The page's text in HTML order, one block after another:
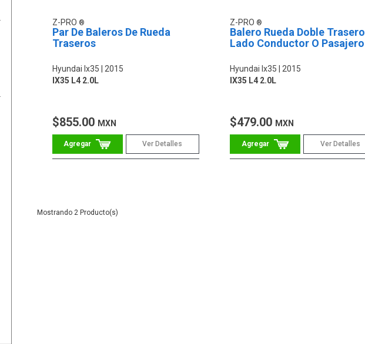
Z-PRO
Par De Baleros De Rueda
Traseros
Hyundai Ix35
2015
IX35 L4 2.0L
$855.00 MXN
Ver Detalles
Z-PRO
Balero Rueda Doble Trasero
Lado Conductor O Pasajero
Hyundai Ix35
2015
IX35 L4 2.0L
$479.00 MXN
Ver Detalles
2